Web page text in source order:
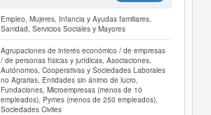
Empleo, Mujeres, Infancia y Ayudas familiares,
Sanidad, Servicios Sociales y Mayores
Agrupaciones de interés económico / de empresas
/ de personas físicas y jurídicas, Asociaciones,
Autónomos, Cooperativas y Sociedades Laborales
no Agrarias, Entidades sin ánimo de lucro,
Fundaciones, Microempresas (menos de 10
empleados), Pymes (menos de 250 empleados),
Sociedades Civiles